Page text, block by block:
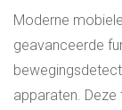
Moderne
geavanceerde
apparaten.